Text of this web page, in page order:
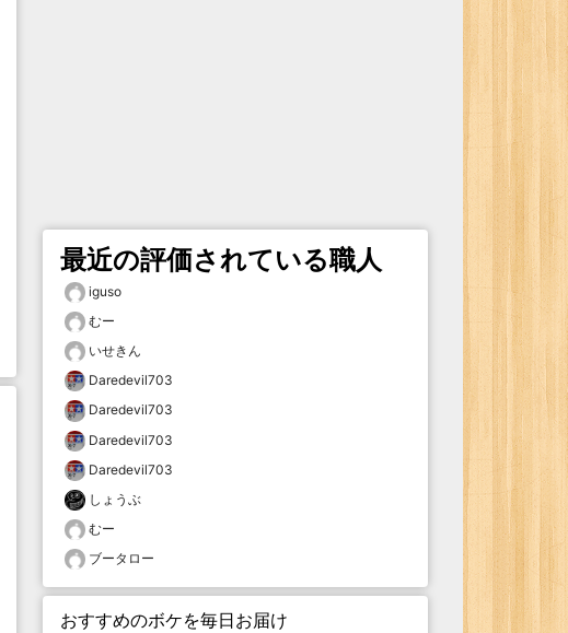
最近の評価されている職人
iguso
むー
いせきん
Daredevil703
Daredevil703
Daredevil703
Daredevil703
しょうぶ
むー
ブータロー
おすすめのボケを毎日お届け